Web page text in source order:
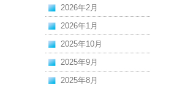
2026年2月
2026年1月
2025年10月
2025年9月
2025年8月